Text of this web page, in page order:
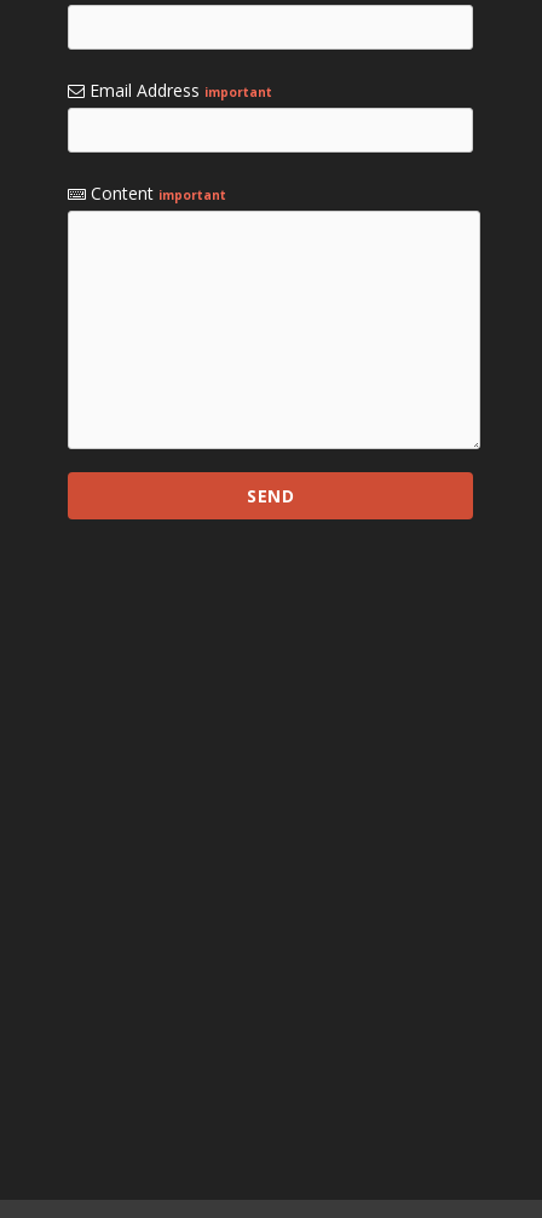
Email Address important
Content important